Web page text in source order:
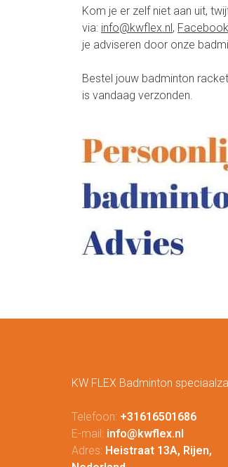
Kom je er zelf niet aan uit,
via: info@kwflex.nl, Facebook
je adviseren door onze
Bestel jouw badminton
is vandaag verzonden.
KW FLEX Badminton
Telefoon: +31616501686
E-mail: info@kwflex.nl
Adres: Heistraat 13A, Rijen,